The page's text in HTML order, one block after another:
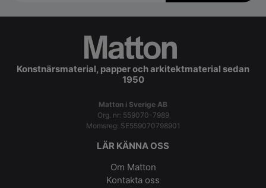
Konstnärsmaterial, papper och arkitektmaterial sedan
1950
Matton i Sverige AB
Org. nr: 559070-7989
Momsreg: SE559070798901
LÄR KÄNNA OSS
Om Matton
Kontakta oss